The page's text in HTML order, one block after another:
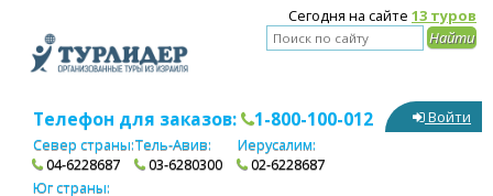
Сегодня на сайте 13 туров
Телефон для заказов: 1-800-100-012
Север страны:
04-6228687
Тель-Авив:
03-6280300
Иерусалим:
02-6228687
Юг страны:
Войти